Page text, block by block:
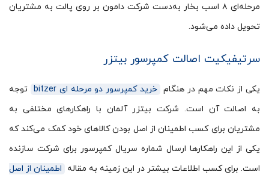
مرحله‌ای ۸ اسب بخار به‌دست شرکت دامون بر روی پالت به مشتریان
تحویل داده می‌شود.
سرتیفیکیت اصالت کمپرسور بیتزر
یکی از نکات مهم در هنگام خرید کمپرسور دو مرحله ای bitzer
توجه
به اصالت آن است. شرکت بیتزر آلمان با راهکارهای مختلفی به
مشتریان برای کسب اطمینان از اصل بودن کالاهای خود کمک می­‌کند که
یکی از این راهکارها ارسال شماره سریال کمپرسور برای شرکت سازنده
است. برای کسب اطلاعات بیشتر در این زمینه به مقاله اطمینان از اصل